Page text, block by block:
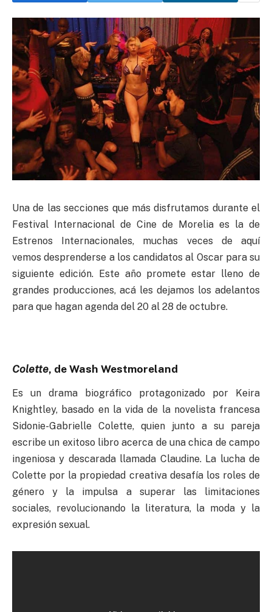
Una de las secciones que más disfrutamos durante el
Festival Internacional de Cine de Morelia es la de
Estrenos Internacionales, muchas veces de aquí
vemos desprenderse a los candidatos al Oscar para su
siguiente edición. Este año promete estar lleno de
grandes producciones, acá les dejamos los adelantos
para que hagan agenda del 20 al 28 de octubre.
Colette, de Wash Westmoreland
Es un drama biográfico protagonizado por Keira
Knightley, basado en la vida de la novelista francesa
Sidonie-Gabrielle Colette, quien junto a su pareja
escribe un exitoso libro acerca de una chica de campo
ingeniosa y descarada llamada Claudine. La lucha de
Colette por la propiedad creativa desafía los roles de
género y la impulsa a superar las limitaciones
sociales, revolucionando la literatura, la moda y la
expresión sexual.